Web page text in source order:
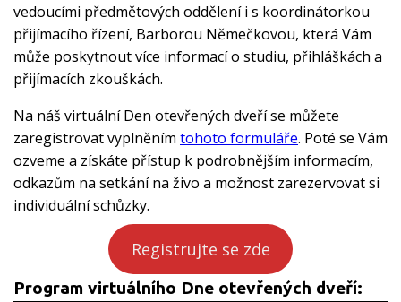
vedoucími předmětových oddělení i s koordinátorkou
přijímacího řízení, Barborou Němečkovou, která Vám
může poskytnout více informací o studiu, přihláškách a
přijímacích zkouškách.
Na náš virtuální Den otevřených dveří se můžete
zaregistrovat vyplněním tohoto formuláře. Poté se Vám
ozveme a získáte přístup k podrobnějším informacím,
odkazům na setkání na živo a možnost zarezervovat si
individuální schůzky.
Registrujte se zde
Program virtuálního Dne otevřených dveří: